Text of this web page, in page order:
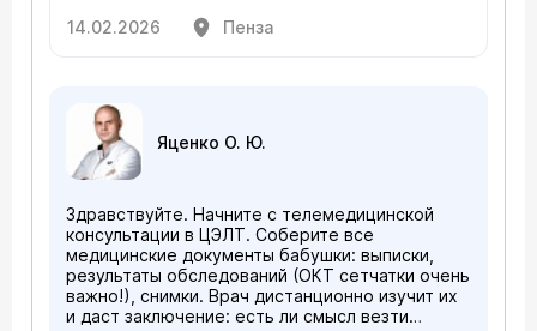
14.02.2026 Пенза
Яценко О. Ю.
Здравствуйте. Начните с телемедицинской
консультации в ЦЭЛТ. Соберите все
медицинские документы бабушки: выписки,
результаты обследований (ОКТ сетчатки очень
важно!), снимки. Врач дистанционно изучит их
и даст заключение: есть ли смысл везти